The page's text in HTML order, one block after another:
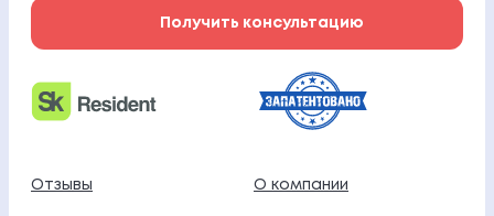
Получить консультацию
Отзывы О компании